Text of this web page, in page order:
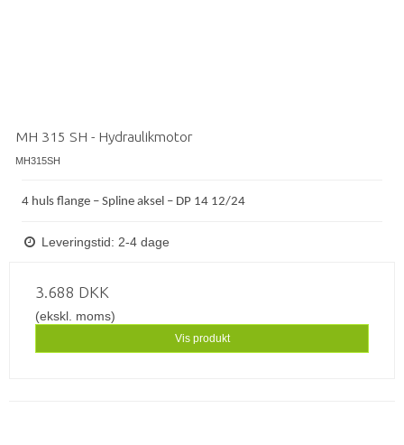
MH 315 SH - Hydraulikmotor
MH315SH
4 huls flange – Spline aksel – DP 14 12/24
Leveringstid: 2-4 dage
3.688 DKK
(ekskl. moms)
Vis produkt